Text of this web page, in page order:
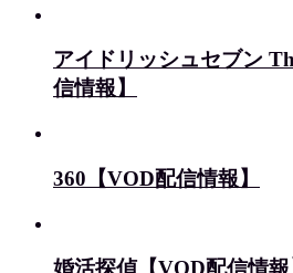
アイドリッシュセブン
信情報】
360【VOD配信情報】
婚活探偵【VOD配信情報